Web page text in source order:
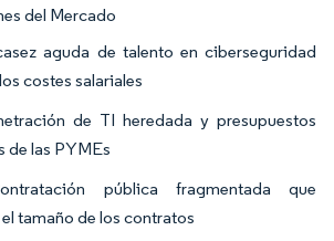
del Mercado
aguda de talento en ciberseguridad
costes salariales
de TI heredada y presupuestos
de las PYMEs
pública fragmentada que
tamaño de los contratos